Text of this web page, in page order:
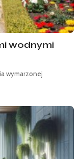
wodnymi
wymarzonej